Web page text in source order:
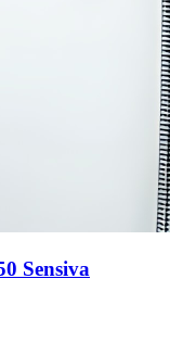
Sensiva